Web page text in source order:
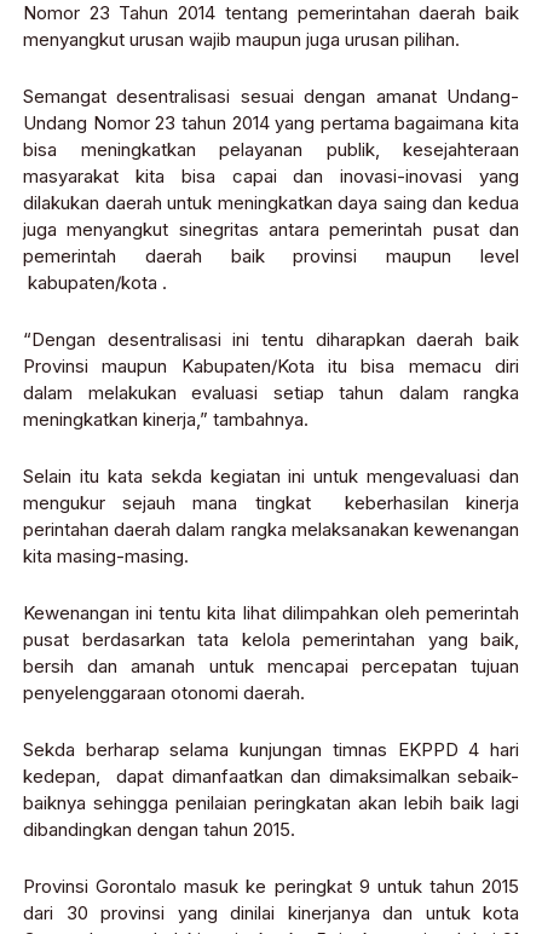
Nomor 23 Tahun 2014 tentang pemerintahan daerah baik
menyangkut urusan wajib maupun juga urusan pilihan.
Semangat desentralisasi sesuai dengan amanat Undang-
Undang Nomor 23 tahun 2014 yang pertama bagaimana kita
bisa meningkatkan pelayanan publik, kesejahteraan
masyarakat kita bisa capai dan inovasi-inovasi yang
dilakukan daerah untuk meningkatkan daya saing dan kedua
juga menyangkut sinegritas antara pemerintah pusat dan
pemerintah daerah baik provinsi maupun level
kabupaten/kota .
“Dengan desentralisasi ini tentu diharapkan daerah baik
Provinsi maupun Kabupaten/Kota itu bisa memacu diri
dalam melakukan evaluasi setiap tahun dalam rangka
meningkatkan kinerja,” tambahnya.
Selain itu kata sekda kegiatan ini untuk mengevaluasi dan
mengukur sejauh mana tingkat keberhasilan kinerja
perintahan daerah dalam rangka melaksanakan kewenangan
kita masing-masing.
Kewenangan ini tentu kita lihat dilimpahkan oleh pemerintah
pusat berdasarkan tata kelola pemerintahan yang baik,
bersih dan amanah untuk mencapai percepatan tujuan
penyelenggaraan otonomi daerah.
Sekda berharap selama kunjungan timnas EKPPD 4 hari
kedepan, dapat dimanfaatkan dan dimaksimalkan sebaik-
baiknya sehingga penilaian peringkatan akan lebih baik lagi
dibandingkan dengan tahun 2015.
Provinsi Gorontalo masuk ke peringkat 9 untuk tahun 2015
dari 30 provinsi yang dinilai kinerjanya dan untuk kota